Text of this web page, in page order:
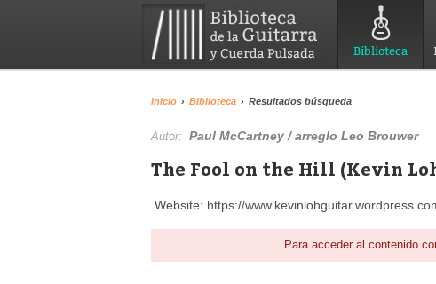
Biblioteca
Inicio › Biblioteca › Resultados búsqueda
Autor:Paul McCartney / arreglo Leo Brouwer
The Fool on the Hill (Kevin
Website: https://
Para acceder al contenido